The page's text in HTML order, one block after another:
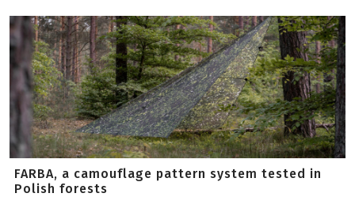
FARBA, a camouflage pattern system tested in
Polish forests